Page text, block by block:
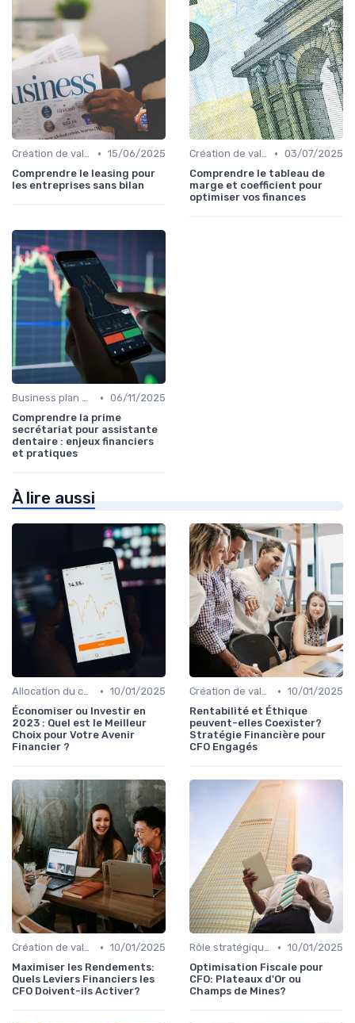
Création de valeur & rentabilité • 15/06/2025
Comprendre le leasing pour
les entreprises sans bilan
Création de valeur & rentabilité • 03/07/2025
Comprendre le tableau de
marge et coefficient pour
optimiser vos finances
Business plan & modélisation financière • 06/11/2025
Comprendre la prime
secrétariat pour assistante
dentaire : enjeux financiers
et pratiques
À lire aussi
Allocation du capital & arbitrages • 10/01/2025
Économiser ou Investir en
2023 : Quel est le Meilleur
Choix pour Votre Avenir
Financier ?
Création de valeur & rentabilité • 10/01/2025
Rentabilité et Éthique
peuvent-elles Coexister?
Stratégie Financière pour
CFO Engagés
Création de valeur & rentabilité • 10/01/2025
Maximiser les Rendements:
Quels Leviers Financiers les
CFO Doivent-ils Activer?
Rôle stratégique du CFO • 10/01/2025
Optimisation Fiscale pour
CFO: Plateaux d'Or ou
Champs de Mines?